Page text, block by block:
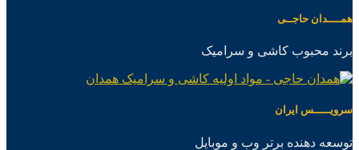
همــــدان حاجــی
برند محبوب کاشی و سرامیک
سرویـــــس ایران
توسعه دهنده برتر وب و موبایل